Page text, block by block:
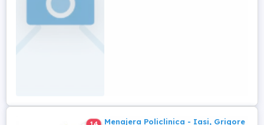
Menajera Policlinica - Iasi, Grigore